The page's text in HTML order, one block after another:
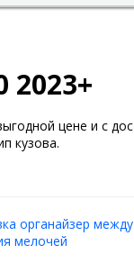
2023+
цене и с
кузова.
органайзер
мелочей